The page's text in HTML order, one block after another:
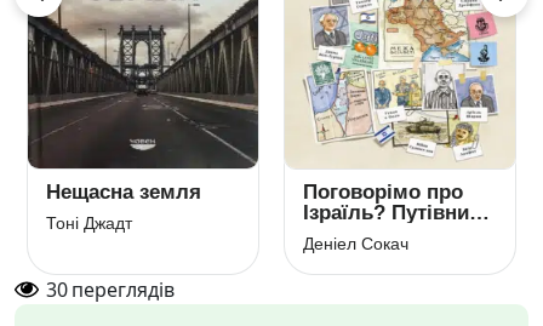
Нещасна земля
Тоні Джадт
Поговорімо про
Ізраїль? Путівник
для допитливих,
розгублених і
розсерджених
Деніел Сокач
30переглядів